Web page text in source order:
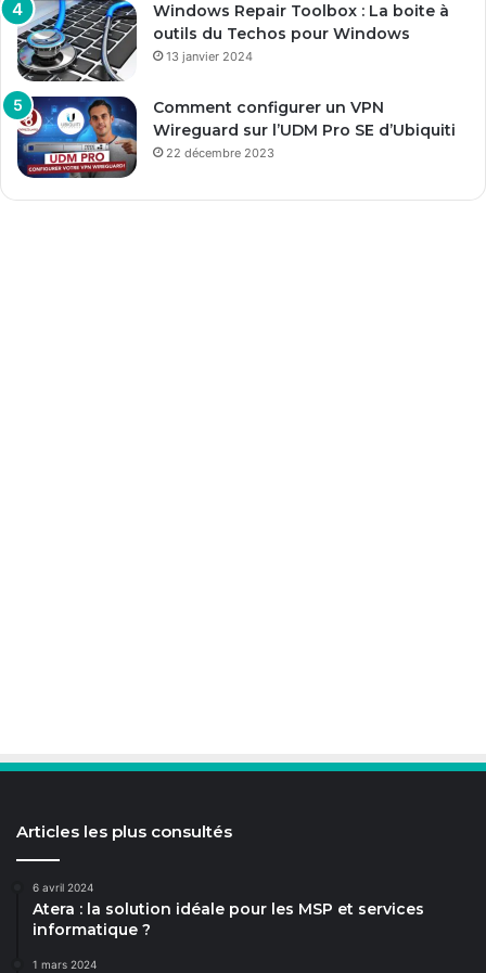
Windows Repair Toolbox : La boite à
outils du Techos pour Windows
13 janvier 2024
Comment configurer un VPN
Wireguard sur l’UDM Pro SE d’Ubiquiti
22 décembre 2023
Articles les plus consultés
6 avril 2024
Atera : la solution idéale pour les MSP et services
informatique ?
1 mars 2024